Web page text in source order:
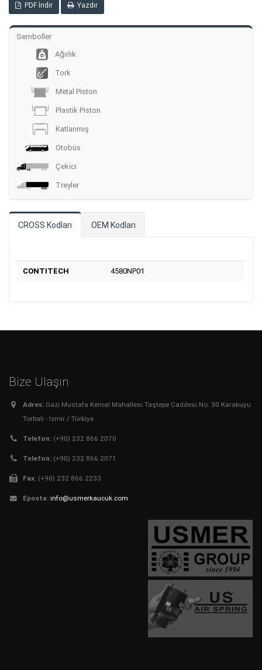
PDF İndir Yazdır
Semboller
Ağırlık
Tork
Metal Piston
Plastik Piston
Katlanmış
Otobüs
Çekici
Treyler
CROSS Kodları OEM Kodları
CONTITECH 4580NP01
Bize Ulaşın
Adres: Gazi Mustafa Kemal Mahallesi Taştepe Caddesi No: 30 Karakuyu
Torbalı - İzmir / Türkiye
Telefon: (+90) 232 866 2070
Telefon: (+90) 232 866 2071
Fax: (+90) 232 866 2233
Eposta: info@usmerkaucuk.com